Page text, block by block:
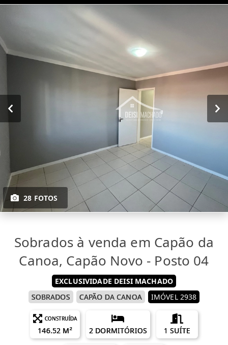
28 FOTOS
Sobrados à venda em Capão da
Canoa, Capão Novo - Posto 04
EXCLUSIVIDADE DEISI MACHADO
SOBRADOS
CAPÃO DA CANOA IMÓVEL 2938
CONSTRUÍDA
146.52 M² 2 DORMITÓRIOS 1 SUÍTE